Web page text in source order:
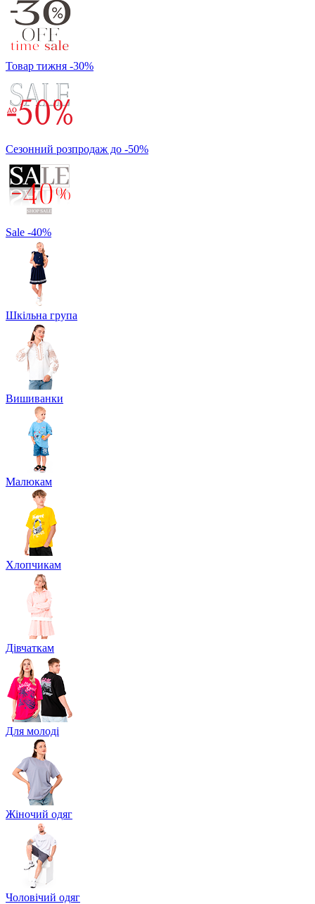
Товар тижня -30%
Сезонний розпродаж до -50%
Sale -40%
Шкільна група
Вишиванки
Малюкам
Хлопчикам
Дівчаткам
Для молоді
Жіночий одяг
Чоловічий одяг